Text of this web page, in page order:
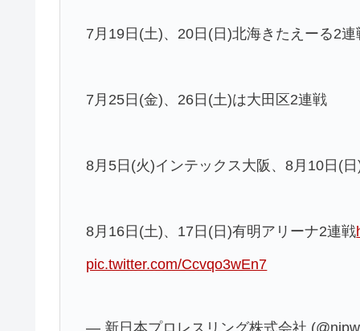
7月19日(土)、20日(日)北海きたえーる2
7月25日(金)、26日(土)は大田区2連戦
8月5日(火)インテックス大阪、8月10日(
8月16日(土)、17日(日)有明アリーナ2連戦
pic.twitter.com/Ccvqo3wEn7
— 新日本プロレスリング株式会社